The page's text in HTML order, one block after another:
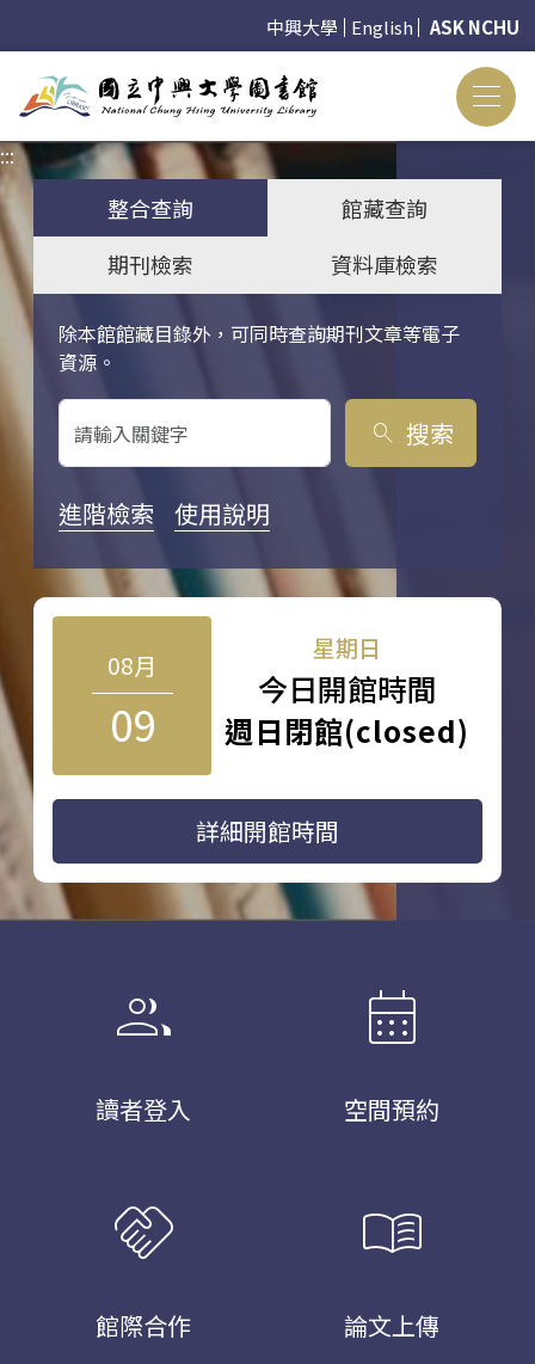
中興大學 English ASK NCHU
:::
整合查詢
館藏查詢
期刊檢索
資料庫檢索
除本館館藏目錄外，可同時查詢期刊文章等電子
資源。
關鍵字搜尋
search 搜索
進階檢索 使用說明
08月
09
星期日
今日開館時間
週日閉館(closed)
詳細開館時間
group
讀者登入
calendar_month
空間預約
handshake
館際合作
menu_book
論文上傳